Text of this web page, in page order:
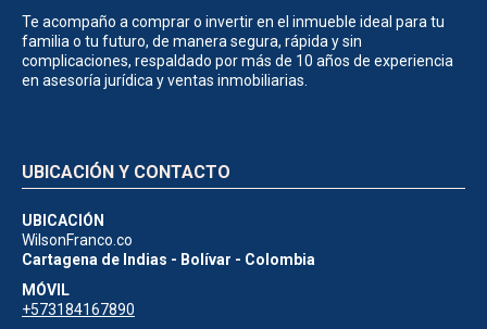
Te acompaño a comprar o invertir en el inmueble ideal para tu
familia o tu futuro, de manera segura, rápida y sin
complicaciones, respaldado por más de 10 años de experiencia
en asesoría jurídica y ventas inmobiliarias.
UBICACIÓN Y CONTACTO
UBICACIÓN
WilsonFranco.co
Cartagena de Indias - Bolívar - Colombia
MÓVIL
+573184167890